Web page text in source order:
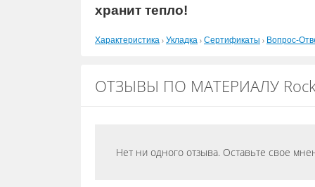
хранит тепло!
Характеристика › Укладка › Сертификаты › Вопрос-
ОТЗЫВЫ ПО МАТЕРИАЛУ
Нет ни одного отзыва. Оставьте свое